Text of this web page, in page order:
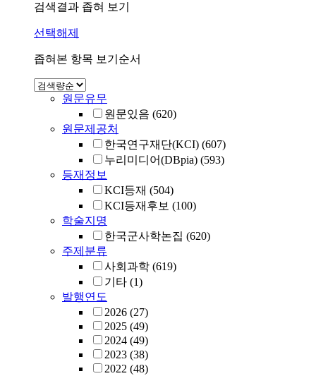
검색결과 좁혀 보기
선택해제
좁혀본 항목 보기순서
원문유무
원문있음 (620)
원문제공처
한국연구재단(KCI) (607)
누리미디어(DBpia) (593)
등재정보
KCI등재 (504)
KCI등재후보 (100)
학술지명
한국군사학논집 (620)
주제분류
사회과학 (619)
기타 (1)
발행연도
2026 (27)
2025 (49)
2024 (49)
2023 (38)
2022 (48)